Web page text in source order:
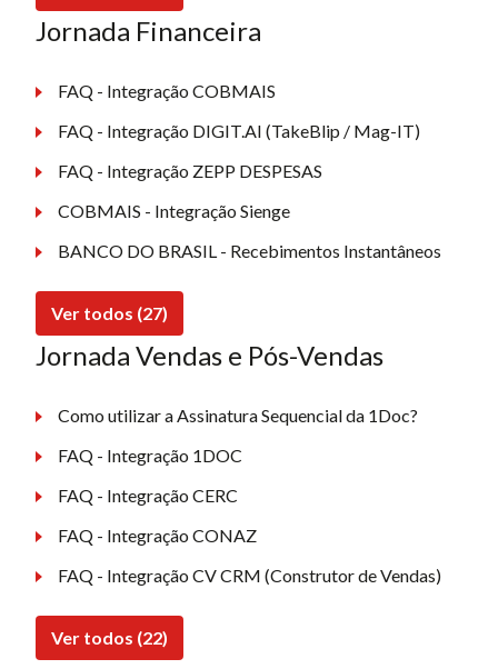
Jornada Financeira
FAQ - Integração COBMAIS
FAQ - Integração DIGIT.AI (TakeBlip / Mag-IT)
FAQ - Integração ZEPP DESPESAS
COBMAIS - Integração Sienge
BANCO DO BRASIL - Recebimentos Instantâneos
Ver todos (27)
Jornada Vendas e Pós-Vendas
Como utilizar a Assinatura Sequencial da 1Doc?
FAQ - Integração 1DOC
FAQ - Integração CERC
FAQ - Integração CONAZ
FAQ - Integração CV CRM (Construtor de Vendas)
Ver todos (22)